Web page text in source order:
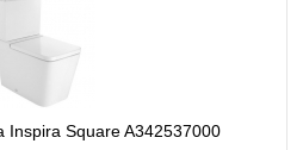
Inspira Square A342537000